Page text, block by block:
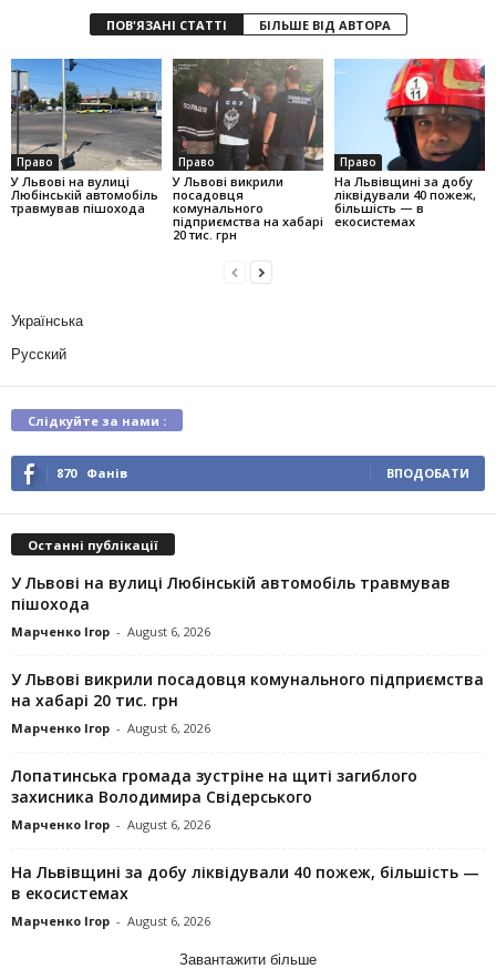
ПОВ'ЯЗАНІ СТАТТІ БІЛЬШЕ ВІД АВТОРА
Право
У Львові на вулиці
Любінській автомобіль
травмував пішохода
Право
У Львові викрили
посадовця
комунального
підприємства на хабарі
20 тис. грн
Право
На Львівщині за добу
ліквідували 40 пожеж,
більшість — в
екосистемах
Українська
Русский
Слідкуйте за нами :
870 Фанів ВПОДОБАТИ
Останні публікації
У Львові на вулиці Любінській автомобіль травмував
пішохода
Марченко Ігор - August 6, 2026
У Львові викрили посадовця комунального підприємства
на хабарі 20 тис. грн
Марченко Ігор - August 6, 2026
Лопатинська громада зустріне на щиті загиблого
захисника Володимира Свідерського
Марченко Ігор - August 6, 2026
На Львівщині за добу ліквідували 40 пожеж, більшість —
в екосистемах
Марченко Ігор - August 6, 2026
Завантажити більше